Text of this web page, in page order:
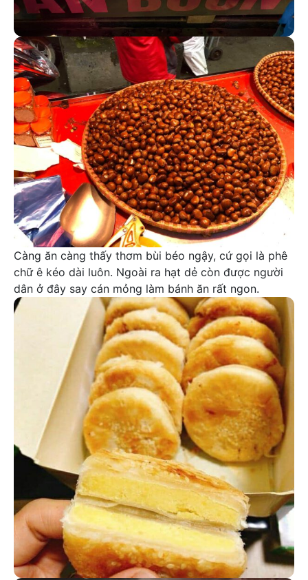
Càng ăn càng thấy thơm bùi béo ngậy, cứ gọi là phê
chữ ê kéo dài luôn. Ngoài ra hạt dẻ còn được người
dân ở đây say cán mỏng làm bánh ăn rất ngon.